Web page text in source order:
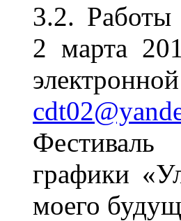
3.2.
2 марта
графики
моего